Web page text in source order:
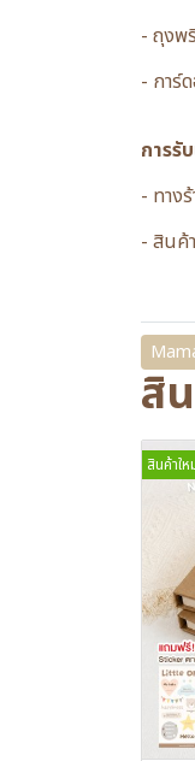
- ถุงพ
- การ์
การรั
- ทาง
- สินค้
สิ
สินค้าให